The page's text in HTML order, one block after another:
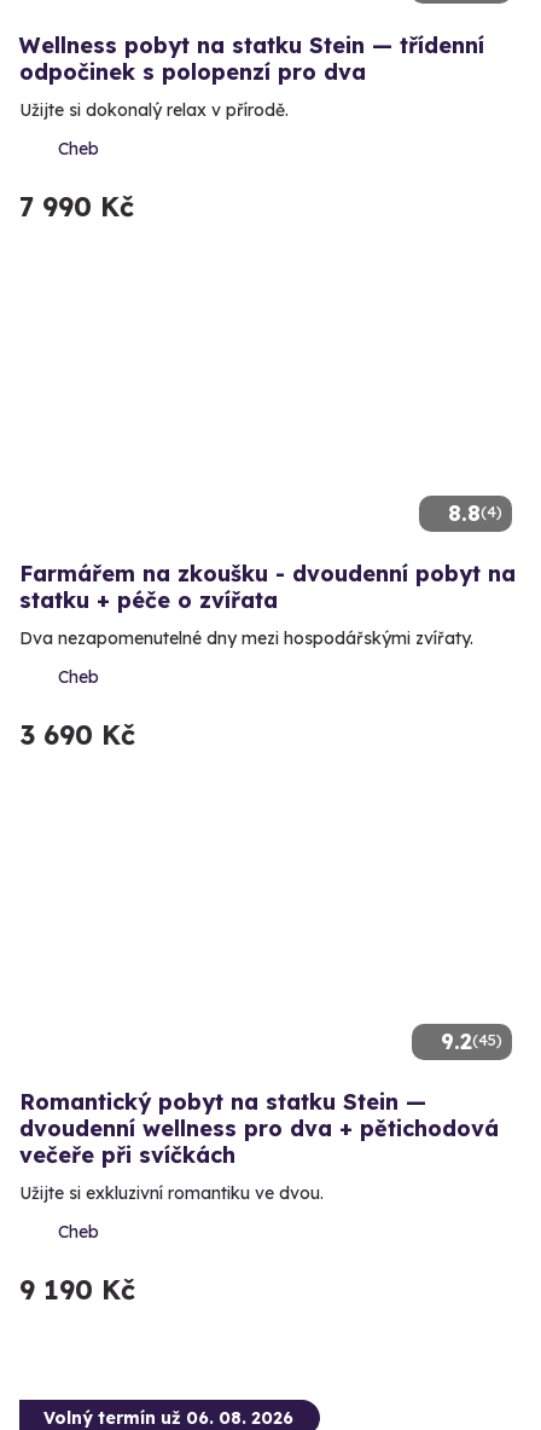
Wellness pobyt na statku Stein — třídenní
odpočinek s polopenzí pro dva
Užijte si dokonalý relax v přírodě.
Cheb
7 990 Kč
8.8(4)
Farmářem na zkoušku - dvoudenní pobyt na
statku + péče o zvířata
Dva nezapomenutelné dny mezi hospodářskými zvířaty.
Cheb
3 690 Kč
9.2(45)
Romantický pobyt na statku Stein —
dvoudenní wellness pro dva + pětichodová
večeře při svíčkách
Užijte si exkluzivní romantiku ve dvou.
Cheb
9 190 Kč
Volný termín už 06. 08. 2026